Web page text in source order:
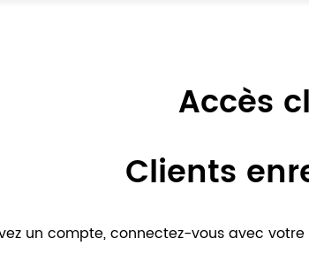
Accès
Clients
un compte, connectez-vous avec